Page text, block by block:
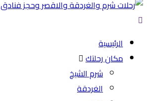
الرئيسية
مكان رحلتك
شرم الشيخ
الغردقة